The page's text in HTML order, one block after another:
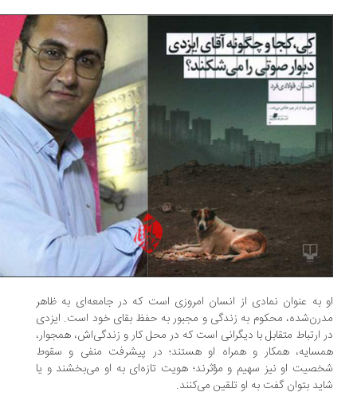
به عنوان نمادی از انسان امروزی است که در جامعه‌ای به ظاهر
محکوم به زندگی و مجبور به حفظ بقای خود است. ایزدی
ارتباط متقابل با دیگرانی است که در محل کار و زندگی‌اش، همجوار،
همکار و همراه او هستند؛ در پیشرفت منفی و سقوط
او نیز سهیم و مؤثرند؛ هویت تازه‌ای به او می‌بخشند و یا
بتوان گفت به او تلقین می‌کنند.